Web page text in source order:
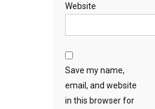
Website
Save my name,
email, and website
in this browser for